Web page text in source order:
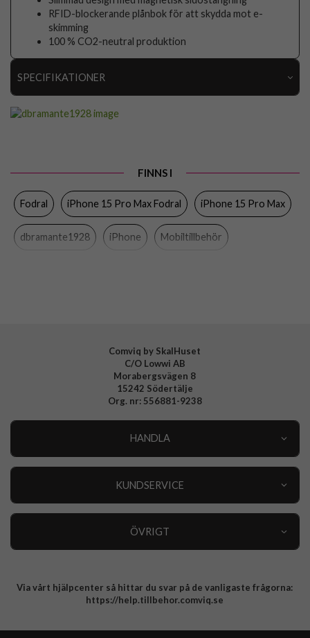
RFID-blockerande plånbok för att skydda mot e-
skimming
100 % CO2-neutral produktion
SPECIFIKATIONER
Kortfack, Löstagbart skal, RFID-skydd,
Trådlös laddning-kompatibel
Färg Blå
Material Hårdplast (PC), Äkta läder
FINNS I
Fodral iPhone 15 Pro Max Fodral iPhone 15 Pro Max
dbramante1928 iPhone Mobiltillbehör
Comviq by SkalHuset
C/O Lowwi AB
Morabergsvägen 8
15242 Södertälje
Org. nr: 556881-9238
HANDLA
KUNDSERVICE
ÖVRIGT
Integritetspolicy
Via vårt hjälpcenter så hittar du svar på de vanligaste frågorna:
https://help.tillbehor.comviq.se